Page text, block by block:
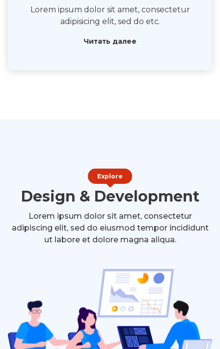
Lorem ipsum dolor sit amet, consectetur
adipisicing elit, sed do etc.
Читать далее
Explore
Design & Development
Lorem ipsum dolor sit amet, consectetur
adipiscing elit, sed do eiusmod tempor incididunt
ut labore et dolore magna aliqua.